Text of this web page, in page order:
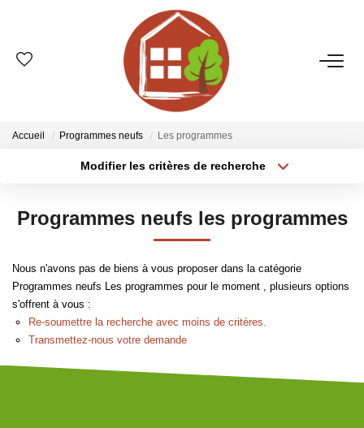
VENTES
ESTIMATION
GESTION
LE GROUPE
Qui Sommes-Nous ?
Nos Agences
Notre Équipe
Accueil Programmes neufs Les programmes
Modifier les critères de recherche
Sélectionnez...
Type de bien
Surface min
Budget max Plus de critères
Programmes neufs les programmes
Nous n'avons pas de biens à vous proposer dans la catégorie
Programmes neufs Les programmes pour le moment , plusieurs options
s'offrent à vous :
Re-soumettre la recherche avec moins de critères.
Transmettez-nous votre demande